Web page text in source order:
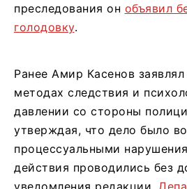
преследования он объявил
голодовку.
Ранее Амир Касенов
методах следствия и
давлении со стороны
утверждая, что дело было
процессуальными
действия проводились без
уведомления редакции.